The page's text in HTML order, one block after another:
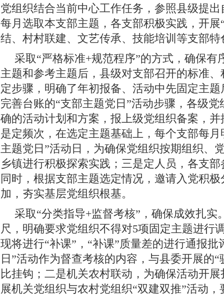
党组织结合当前中心工作任务，参照县级提
每月选取本支部主题，各支部积极实践，开展
结、村村联建、文艺传承、技能培训等支部
采取“严格标准+规范程序”的方式，确保有
主题和参考主题后，县级对支部召开的标准
定步骤，明确了年初报备、活动中先固定主
完善台账的“支部主题党日”活动步骤，各级
确的活动计划和方案，报上级党组织备案，
是定频次，在选定主题基础上，每个支部每
主题党日”活动日，为确保党组织按期组织、
乡镇进行积极探索实践；三是定人员，各支
同时，根据支部主题选定情况，邀请入党积
加，夯实基层党组织根基。
采取“分类指导+监督考核”，确保成效扎实
尺，明确要求党组织不得对5项固定主题进行
现将进行“补课”，“补课”质量差的进行通报批
日”活动作为督查考核的内容，与县委开展的“
比挂钩；二是机关农村联动，为确保活动开
展机关党组织与农村党组织“双建双推”活动